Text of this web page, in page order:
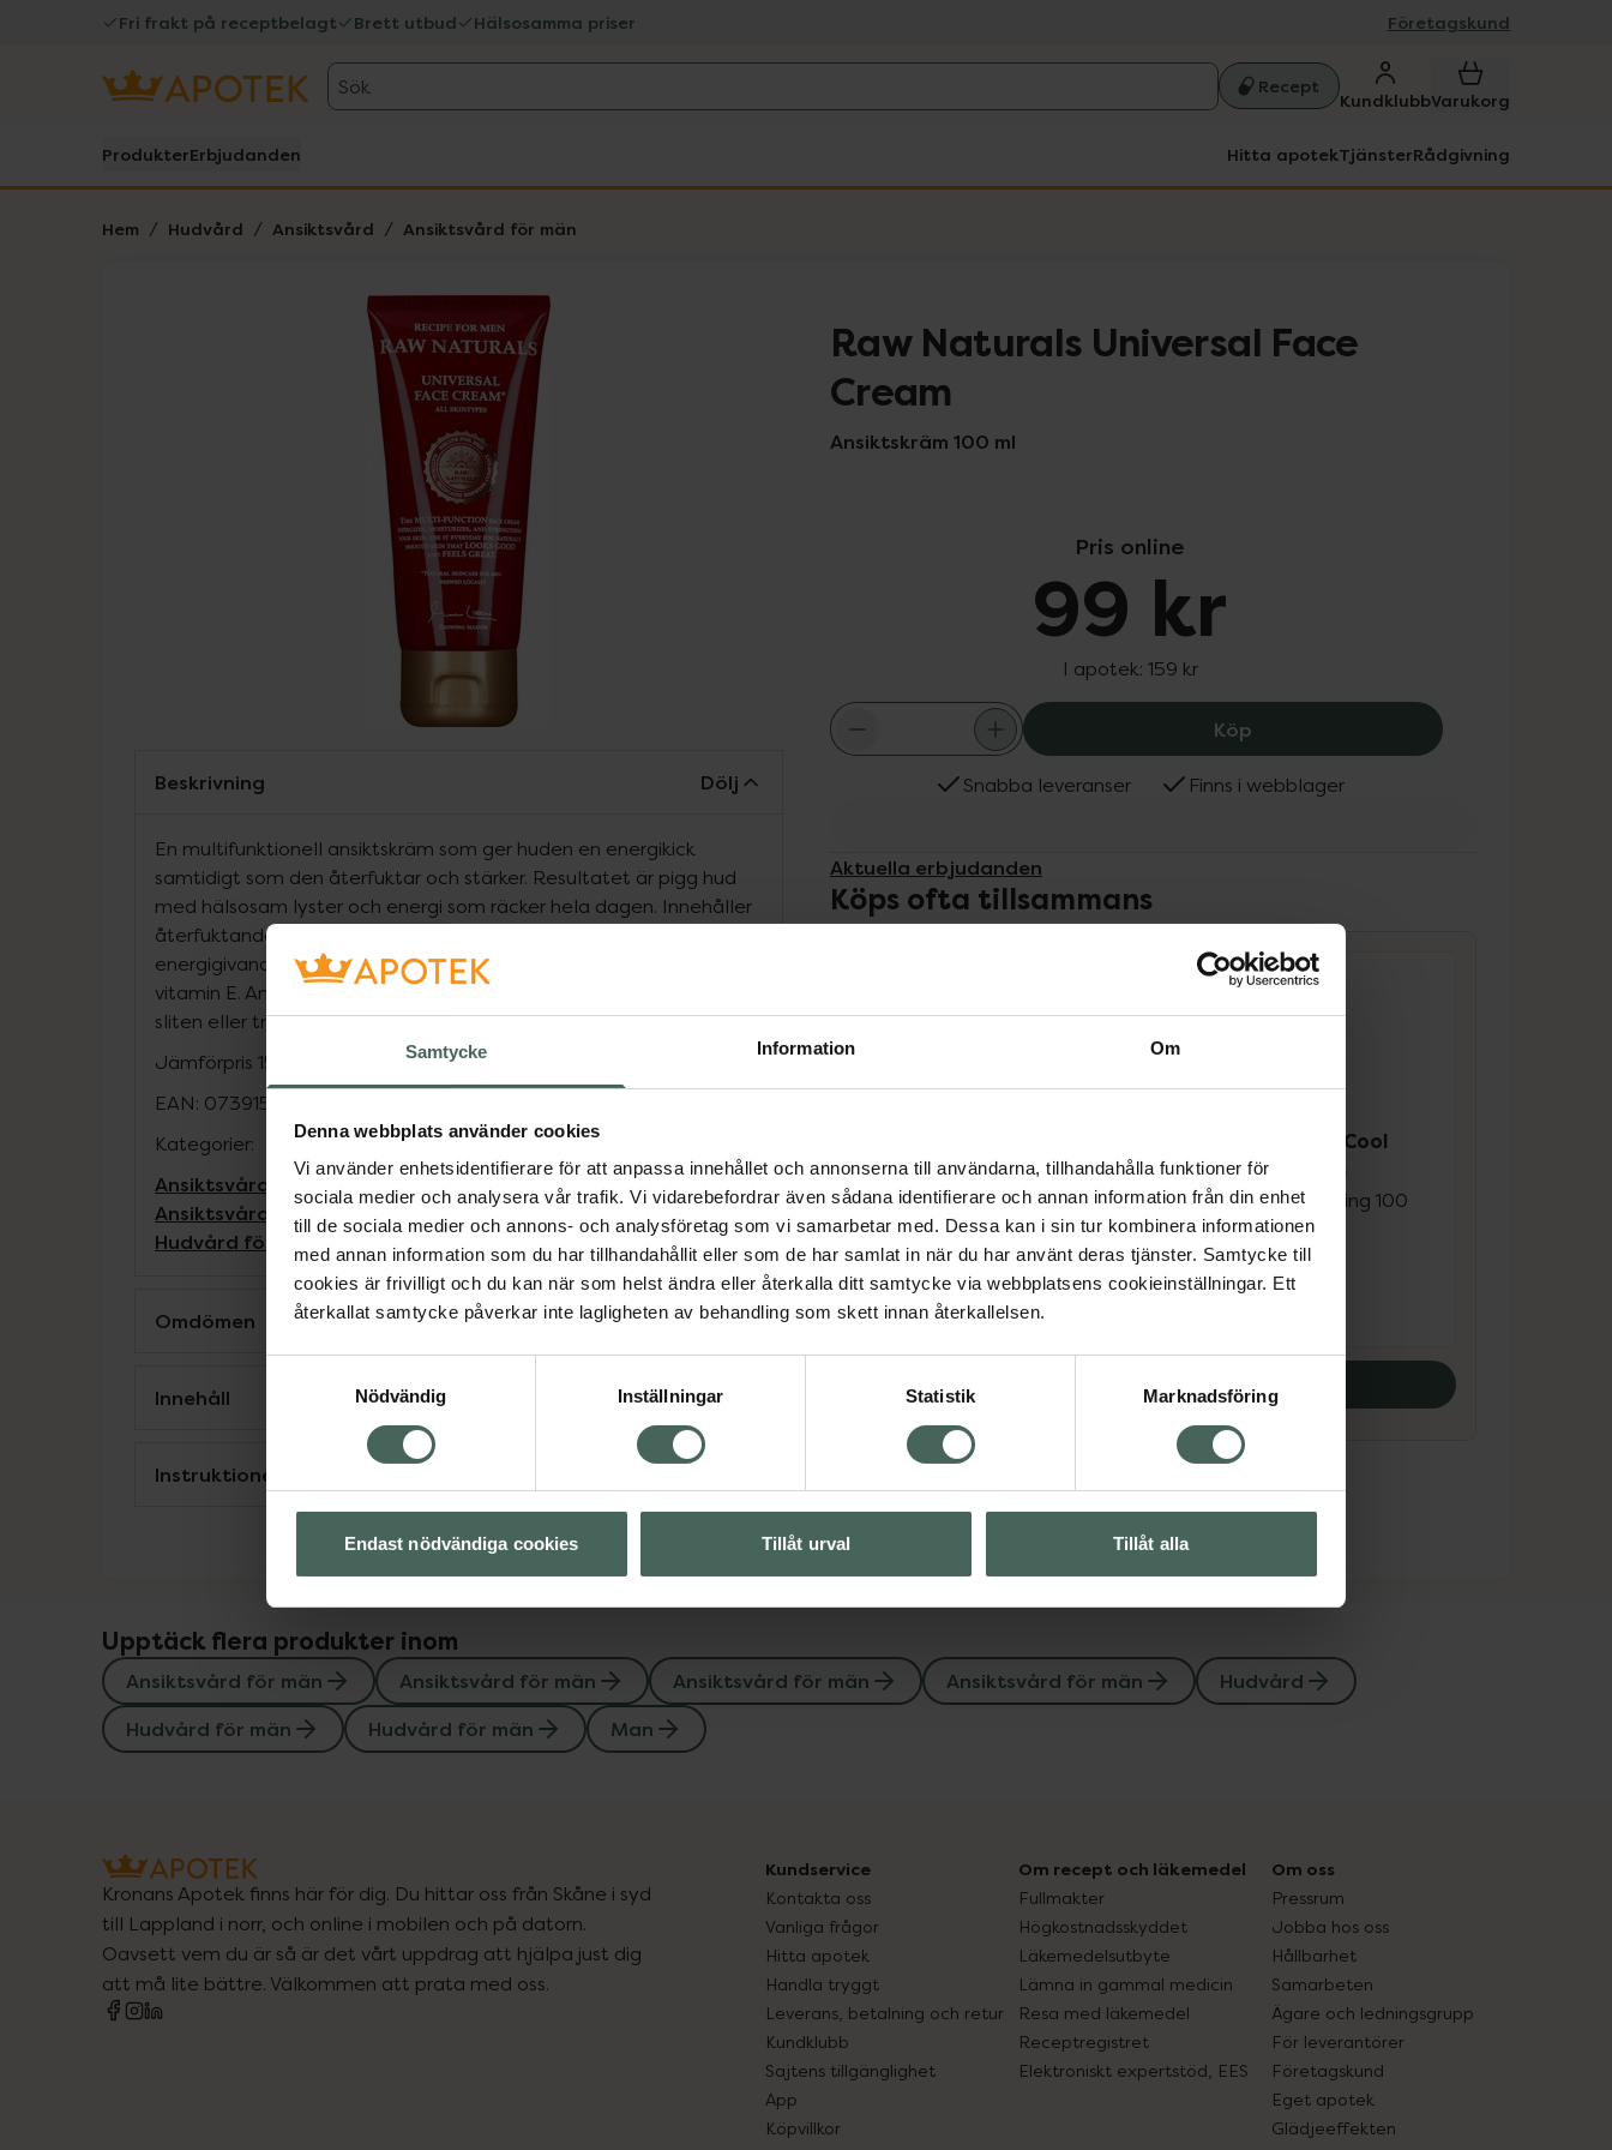
Samtycke Information Om
Denna webbplats använder cookies
Vi använder enhetsidentifierare för att anpassa innehållet och annonserna till användarna, tillhandahålla funktioner för
sociala medier och analysera vår trafik. Vi vidarebefordrar även sådana identifierare och annan information från din enhet
till de sociala medier och annons- och analysföretag som vi samarbetar med. Dessa kan i sin tur kombinera informationen
med annan information som du har tillhandahållit eller som de har samlat in när du har använt deras tjänster. Samtycke till
cookies är frivilligt och du kan när som helst ändra eller återkalla ditt samtycke via webbplatsens cookieinställningar. Ett
återkallat samtycke påverkar inte lagligheten av behandling som skett innan återkallelsen.
Nödvändig
Inställningar Statistik Marknadsföring
Endast nödvändiga cookies Tillåt urval Tillåt alla
Fri frakt på receptbelagt Brett utbud Hälsosamma priser Företagskund
Sök Recept
KundklubbVarukorg
ProdukterErbjudanden Hitta apotekTjänsterRådgivning
Hem Hudvård Ansiktsvård Ansiktsvård för män
Lista: . Innehåller 1 objekt.
Raw Naturals Universal Face
Cream
Ansiktskräm 100 ml
Pris online
99 kr
I apotek: 159 kr
Köp Raw Naturals Universal Face Cream,
Snabba leveranser Finns i webblager
Aktuella erbjudanden
Köps ofta tillsammans
Raw Naturals Universal
Face Cream
Ansiktskräm 100 ml
Pris online
99 kr
Raw Naturals Mr Cool
After Shave Balm
Hudvård efter rakning 100
ml
Pris online
Köp båda för:
184 kr Köp båda
Beskrivning Dölj
En multifunktionell ansiktskräm som ger huden en energikick
samtidigt som den återfuktar och stärker. Resultatet är pigg hud
med hälsosam lyster och energi som räcker hela dagen. Innehåller
återfuktande naturliga oljor från oliv och vete, reparerande och
energigivande xylitol och svart te, samt vårdande jojoba och
vitamin E. Använd efter rakning eller närhelst huden känns torr,
sliten eller trött.
Jämförpris 1590 kr
EAN: 07391593003305
Kategorier:
Ansiktsvård för män Ansiktsvård för män
Ansiktsvård för män
Ansiktsvård för män
Hudvård
Hudvård för män
Hudvård för män
Man
Omdömen Visa
Innehåll Visa
Instruktioner
Upptäck flera produkter inom
Ansiktsvård för män Ansiktsvård för män Ansiktsvård för män Ansiktsvård för män
Hudvård
Hudvård för män
Hudvård för män Man
Kronans Apotek finns här för dig. Du hittar oss från Skåne i syd
till Lappland i norr, och online i mobilen och på datorn.
Oavsett vem du är så är det vårt uppdrag att hjälpa just dig
att må lite bättre. Välkommen att prata med oss.
Kundservice
Kontakta oss
Vanliga frågor
Hitta apotek
Handla tryggt
Leverans, betalning och retur
Kundklubb
Sajtens tillgänglighet
App
Köpvillkor
Om recept och läkemedel
Fullmakter
Högkostnadsskyddet
Läkemedelsutbyte
Lämna in gammal medicin
Resa med läkemedel
Receptregistret
Elektroniskt expertstöd, EES
Om oss
Pressrum
Jobba hos oss
Hållbarhet
Samarbeten
Ägare och ledningsgrupp
För leverantörer
Företagskund
Eget apotek
Glädjeeffekten